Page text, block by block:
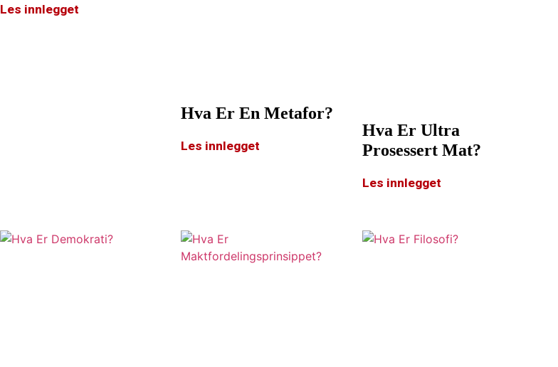
Les innlegget
Hva Er En Metafor?
Les innlegget
Hva Er Ultra
Prosessert Mat?
Les innlegget